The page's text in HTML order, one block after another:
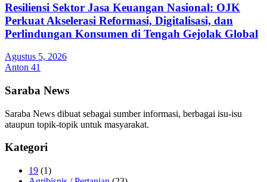
Resiliensi Sektor Jasa Keuangan Nasional: OJK
Perkuat Akselerasi Reformasi, Digitalisasi, dan
Perlindungan Konsumen di Tengah Gejolak Global
Agustus 5, 2026
Anton 41
Saraba News
Saraba News dibuat sebagai sumber informasi, berbagai isu-isu
ataupun topik-topik untuk masyarakat.
Kategori
19 (1)